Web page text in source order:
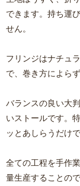
できます。持ち運
せん。
フリンジはナチュ
で、巻き方によら
バランスの良い大
いストールです。
ッとあしらうだけ
全ての工程を手作
量生産することの